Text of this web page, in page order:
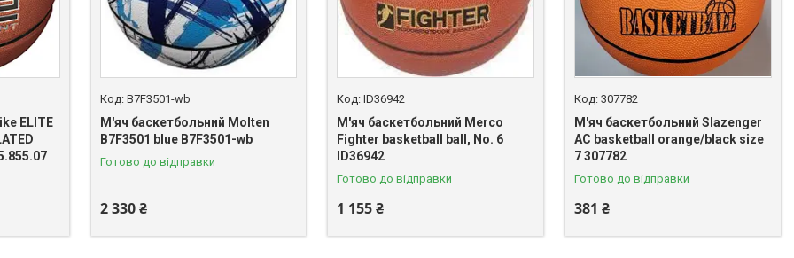
ELITE
B7F3501-wb
М'яч баскетбольний Molten
B7F3501 blue B7F3501-wb
Готово до відправки
2 330 ₴
ID36942
М'яч баскетбольний Merco
Fighter basketball ball, No. 6
ID36942
Готово до відправки
1 155 ₴
307782
М'яч баскетбольний Slazenger
AC basketball orange/black size
7 307782
Готово до відправки
381 ₴